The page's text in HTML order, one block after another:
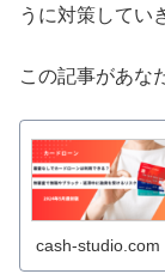
うに対策してい
この記事があな
cash-studio.com